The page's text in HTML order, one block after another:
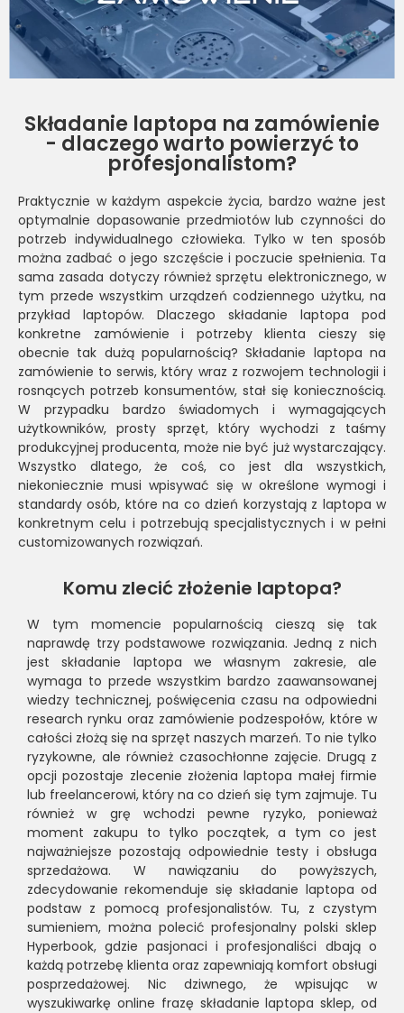
Składanie laptopa na zamówienie
- dlaczego warto powierzyć to
profesjonalistom?
Praktycznie w każdym aspekcie życia, bardzo ważne jest
optymalnie dopasowanie przedmiotów lub czynności do
potrzeb indywidualnego człowieka. Tylko w ten sposób
można zadbać o jego szczęście i poczucie spełnienia. Ta
sama zasada dotyczy również sprzętu elektronicznego, w
tym przede wszystkim urządzeń codziennego użytku, na
przykład laptopów. Dlaczego składanie laptopa pod
konkretne zamówienie i potrzeby klienta cieszy się
obecnie tak dużą popularnością? Składanie laptopa na
zamówienie to serwis, który wraz z rozwojem technologii i
rosnących potrzeb konsumentów, stał się koniecznością.
W przypadku bardzo świadomych i wymagających
użytkowników, prosty sprzęt, który wychodzi z taśmy
produkcyjnej producenta, może nie być już wystarczający.
Wszystko dlatego, że coś, co jest dla wszystkich,
niekoniecznie musi wpisywać się w określone wymogi i
standardy osób, które na co dzień korzystają z laptopa w
konkretnym celu i potrzebują specjalistycznych i w pełni
customizowanych rozwiązań.
Komu zlecić złożenie laptopa?
W tym momencie popularnością cieszą się tak
naprawdę trzy podstawowe rozwiązania. Jedną z nich
jest składanie laptopa we własnym zakresie, ale
wymaga to przede wszystkim bardzo zaawansowanej
wiedzy technicznej, poświęcenia czasu na odpowiedni
research rynku oraz zamówienie podzespołów, które w
całości złożą się na sprzęt naszych marzeń. To nie tylko
ryzykowne, ale również czasochłonne zajęcie. Drugą z
opcji pozostaje zlecenie złożenia laptopa małej firmie
lub freelancerowi, który na co dzień się tym zajmuje. Tu
również w grę wchodzi pewne ryzyko, ponieważ
moment zakupu to tylko początek, a tym co jest
najważniejsze pozostają odpowiednie testy i obsługa
sprzedażowa. W nawiązaniu do powyższych,
zdecydowanie rekomenduje się składanie laptopa od
podstaw z pomocą profesjonalistów. Tu, z czystym
sumieniem, można polecić profesjonalny polski sklep
Hyperbook, gdzie pasjonaci i profesjonaliści dbają o
każdą potrzebę klienta oraz zapewniają komfort obsługi
posprzedażowej. Nic dziwnego, że wpisując w
wyszukiwarkę online frazę składanie laptopa sklep, od